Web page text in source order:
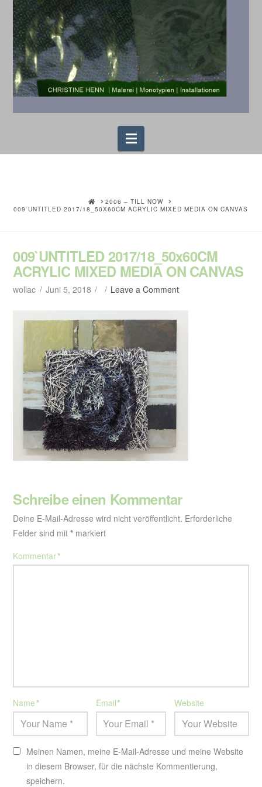
Navigation
HOME
2006 – TILL NOW
009`UNTITLED 2017/18_50X60CM ACRYLIC MIXED MEDIA ON CANVAS
009`UNTITLED 2017/18_50x60CM
ACRYLIC MIXED MEDIA ON CANVAS
wollac Juni 5, 2018 Leave a Comment
Schreibe einen Kommentar
Deine E-Mail-Adresse wird nicht veröffentlicht. Erforderliche
Felder sind mit* markiert
Kommentar*
Name* Email* Website
Meinen Namen, meine E-Mail-Adresse und meine Website
in diesem Browser, für die nächste Kommentierung,
speichern.